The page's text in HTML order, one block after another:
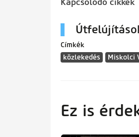
Kapcsolódó cikkek
Címkék
közlekedés
Miskolci
Ez is